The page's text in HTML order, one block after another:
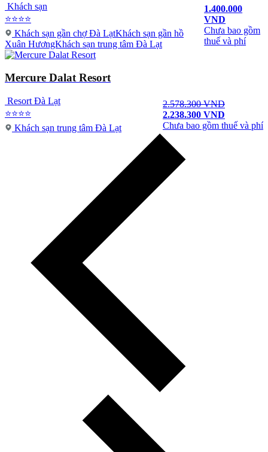
Khách sạn
⭐⭐⭐⭐
Khách sạn gần chợ Đà LạtKhách sạn gần hồ
Xuân HươngKhách sạn trung tâm Đà Lạt
1.400.000
VND
Chưa bao gồm
thuế và phí
Mercure Dalat Resort
Resort Đà Lạt
⭐⭐⭐⭐
Khách sạn trung tâm Đà Lạt
2.578.300 VND
2.238.300 VND
Chưa bao gồm thuế và phí